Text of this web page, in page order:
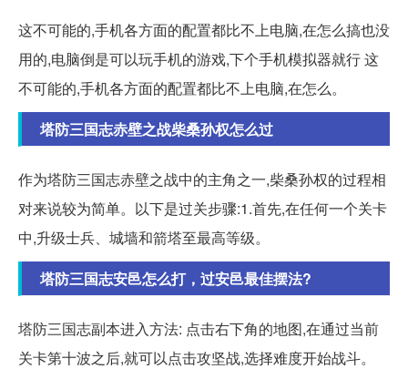
这不可能的,手机各方面的配置都比不上电脑,在怎么搞也没
用的,电脑倒是可以玩手机的游戏,下个手机模拟器就行 这
不可能的,手机各方面的配置都比不上电脑,在怎么。
塔防三国志赤壁之战柴桑孙权怎么过
作为塔防三国志赤壁之战中的主角之一,柴桑孙权的过程相
对来说较为简单。以下是过关步骤:1.首先,在任何一个关卡
中,升级士兵、城墙和箭塔至最高等级。
塔防三国志安邑怎么打，过安邑最佳摆法?
塔防三国志副本进入方法: 点击右下角的地图,在通过当前
关卡第十波之后,就可以点击攻坚战,选择难度开始战斗。